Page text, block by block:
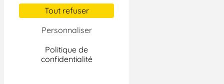
Tout refuser
Personnaliser
Politique de
confidentialité